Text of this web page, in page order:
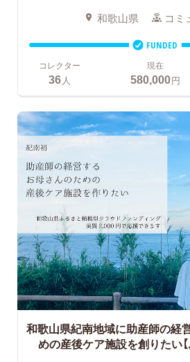
和歌山県 コミ
FUNDED
コレクター
36人
現在
580,000円
和歌山県紀南地域に助産師の経
めの産後ケア施設を創りたい